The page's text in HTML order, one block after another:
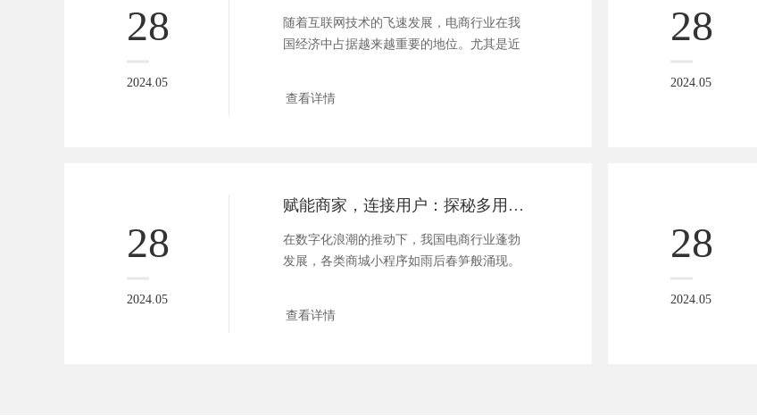
28
2024.05
随着互联网技术的飞速发展，电商行业在我
国经济中占据越来越重要的地位。尤其是近
查看详情
28
2024.05
28
2024.05
赋能商家，连接用户：探秘多用户商城小程序的革新之旅
在数字化浪潮的推动下，我国电商行业蓬勃
发展，各类商城小程序如雨后春笋般涌现。
查看详情
28
2024.05